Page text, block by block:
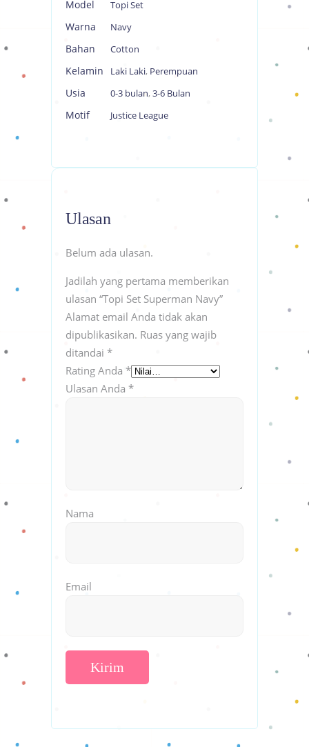
Model Topi Set
Warna Navy
Bahan Cotton
Kelamin Laki Laki, Perempuan
Usia 0-3 bulan, 3-6 Bulan
Motif Justice League
Ulasan
Belum ada ulasan.
Jadilah yang pertama memberikan
ulasan “Topi Set Superman Navy”
Alamat email Anda tidak akan
dipublikasikan. Ruas yang wajib
ditandai *
Rating Anda *
Ulasan Anda *
Nama
Email